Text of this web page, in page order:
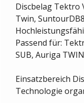
Discbelag Tektro
Twin,
Passend für:
SUB, Auriga
Einsatzbereich
Technologie